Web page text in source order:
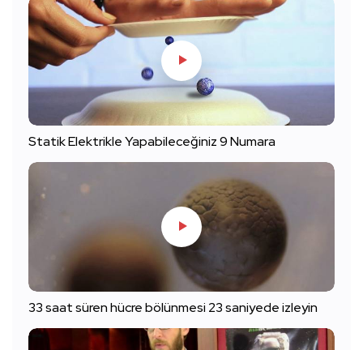
Statik Elektrikle Yapabileceğiniz 9 Numara
33 saat süren hücre bölünmesi 23 saniyede izleyin